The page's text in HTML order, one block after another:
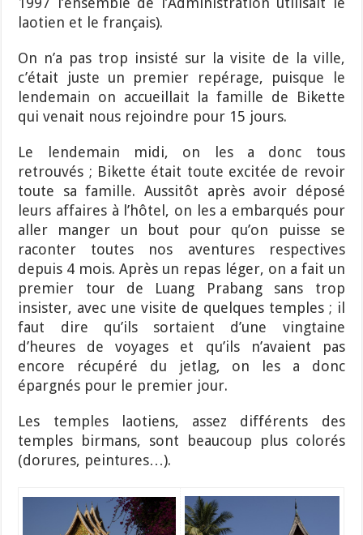
laotien et le français).
On n’a pas trop insisté sur la visite de la ville,
c’était juste un premier repérage, puisque le
lendemain on accueillait la famille de Bikette
qui venait nous rejoindre pour 15 jours.
Le lendemain midi, on les a donc tous
retrouvés ; Bikette était toute excitée de revoir
toute sa famille. Aussitôt après avoir déposé
leurs affaires à l’hôtel, on les a embarqués pour
aller manger un bout pour qu’on puisse se
raconter toutes nos aventures respectives
depuis 4 mois. Après un repas léger, on a fait un
premier tour de Luang Prabang sans trop
insister, avec une visite de quelques temples ; il
faut dire qu’ils sortaient d’une vingtaine
d’heures de voyages et qu’ils n’avaient pas
encore récupéré du jetlag, on les a donc
épargnés pour le premier jour.
Les temples laotiens, assez différents des
temples birmans, sont beaucoup plus colorés
(dorures, peintures…).